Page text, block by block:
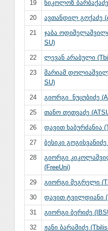
19 ნიკოლოზ ბარბაქაძე
20 ავთანდილ გოქაძე
21
ჯაბა
SU)
22 ლევან არაბული
23
მარიამ
SU)
24 გიორგი ნუცუბიძე
25 თანო თეთვაძე
26 დავით ხაბურძანია
27 ბესიკი გოგისვანიძე
28
გიორგი
(FreeUni)
29 გიორგი მეგრელი
30 დავით ტვილდიანი
31 გიორგი ბერიძე
32 ჟანი ბარამიძე